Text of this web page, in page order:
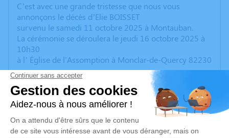
C’est avec une grande tristesse que nous vous
annonçons le décès d’Elie BOISSET
survenu le samedi 11 octobre 2025 à Montauban.
La cérémonie se déroulera le jeudi 16 octobre 2025 à
10h30
à l’ Église de l'Assomption à Monclar-de-Quercy 82230
Nous vous invitons à utiliser cet espace pour laisser
vos condoléances, partager des photos souvenirs, une
anecdote ou exprimer vos pensées à travers des
poèmes ou des textes. Cet endroit est un lieu
d'expression dédié à honorer la mémoire d’Elie
BOISSET.